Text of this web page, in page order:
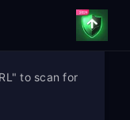
to scan for